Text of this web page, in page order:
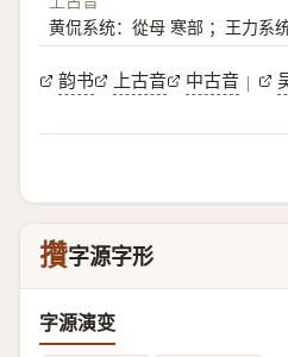
黄侃系统：從母 寒部 ；王力系
韵书 上古音 中古音 |
攢字源字形
字源演变